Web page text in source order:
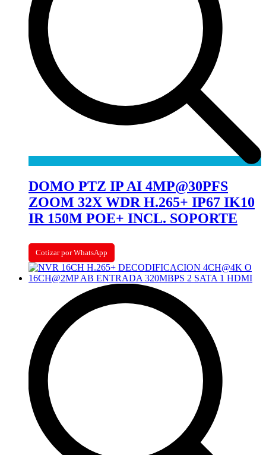
DOMO PTZ IP AI 4MP@30PFS
ZOOM 32X WDR H.265+ IP67 IK10
IR 150M POE+ INCL. SOPORTE
Cotizar por WhatsApp